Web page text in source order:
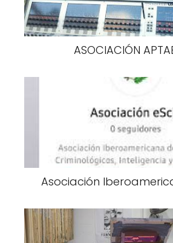
ASOCIACIÓN
Asociación